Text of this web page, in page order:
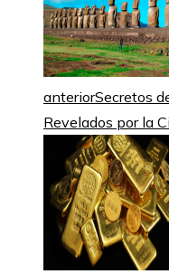
anteriorSecretos
Revelados por la